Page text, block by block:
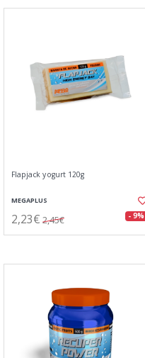
Flapjack yogurt 120g
MEGAPLUS
2,23€ 2,45€ - 9%